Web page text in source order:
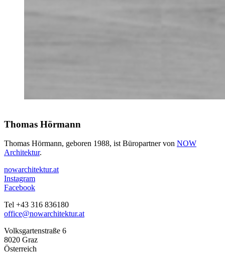
Thomas Hörmann
Thomas Hörmann, geboren 1988, ist Büropartner von NOW
Architektur.
nowarchitektur.at
Instagram
Facebook
Tel +43 316 836180
office@nowarchitektur.at
Volksgartenstraße 6
8020 Graz
Österreich